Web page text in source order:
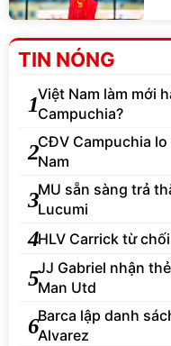
TIN NÓNG
1Việt Nam làm mới
Campuchia?
2CĐV Campuchia
Nam
3MU sẵn sàng trả
Lucumi
4HLV Carrick từ
5JJ Gabriel nhận
Man Utd
6Barca lập danh
Alvarez